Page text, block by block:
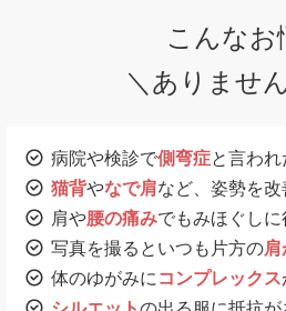
こんなお
＼ありませ
病院や検診で側弯症と言わ
猫背やなで肩など、姿勢を改
肩や腰の痛みでもみほぐし
写真を撮るといつも片方の
体のゆがみに コンプレックス